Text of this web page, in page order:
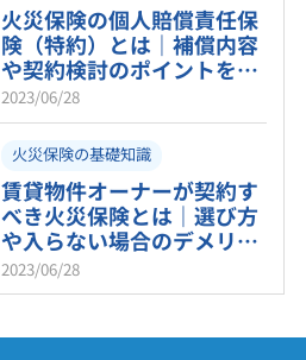
火災保険の個人賠償責任保
険（特約）とは｜補償内容
や契約検討のポイントを紹
介！
2023/06/28
火災保険の基礎知識
賃貸物件オーナーが契約す
べき火災保険とは｜選び方
や入らない場合のデメリッ
トも解説
2023/06/28